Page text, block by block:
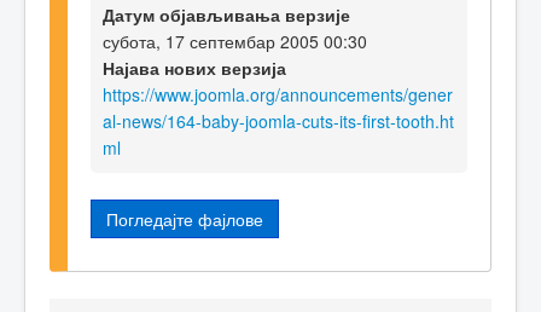
Датум објављивања верзије
субота, 17 септембар 2005 00:30
Најава нових верзија
https://www.joomla.org/announcements/gener
al-news/164-baby-joomla-cuts-its-first-tooth.ht
ml
Погледајте фајлове